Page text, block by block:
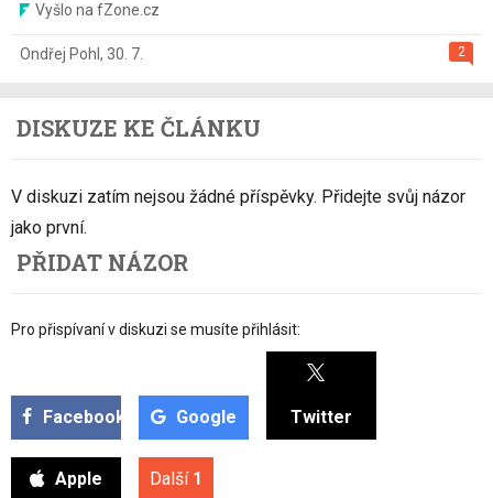
Vyšlo na fZone.cz
2
Ondřej Pohl , 30. 7.
DISKUZE KE ČLÁNKU
V diskuzi zatím nejsou žádné příspěvky. Přidejte svůj názor
jako první.
PŘIDAT NÁZOR
Pro přispívaní v diskuzi se musíte přihlásit:
Facebook Google Twitter
Apple Další 1